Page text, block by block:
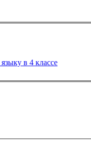
языку в 4 классе